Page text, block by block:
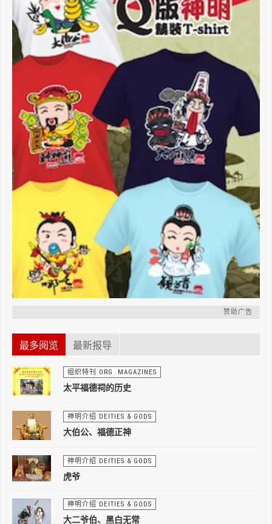
赞助广告
最多阅览 最新报导
组织特刊 ORG. MAGAZINES
太平福德祠的历史
神明介绍 DEITIES & GODS
大伯公、福德正神
神明介绍 DEITIES & GODS
虎爷
神明介绍 DEITIES & GODS
大二爷伯、黑白无常